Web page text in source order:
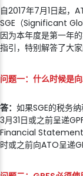
自2017年7月1日起，
SGE（Significant
因为本年度是第一年
指引，特别解答了大
问题一：什么时候是向
答： 如果SGE的税务
3月31日或之前呈递
Financial
时或之前向ATO呈递